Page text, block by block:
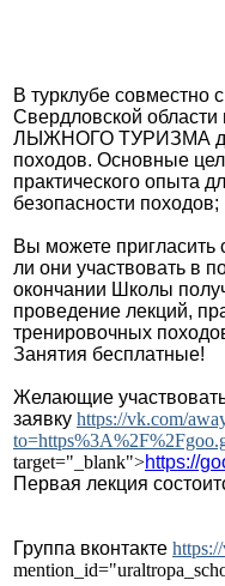
В турклубе совместно
Свердловской
ЛЫЖНОГО ТУРИЗМА для
походов. Основные
практического опыта
безопасности походов;
Вы можете пригласить
ли они участвовать в
окончании Школы
проведение лекций,
тренировочных
Занятия бесплатные!
Желающие
заявку https://vk.com/
target="_blank">https://
Первая лекция
Группа вконтакте